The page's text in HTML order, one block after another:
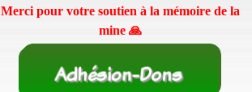
Merci pour votre soutien à la mémoire de la
mine 🙏